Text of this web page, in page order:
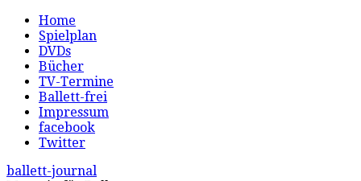
Home
Spielplan
DVDs
Bücher
TV-Termine
Ballett-frei
Impressum
facebook
Twitter
ballett-journal